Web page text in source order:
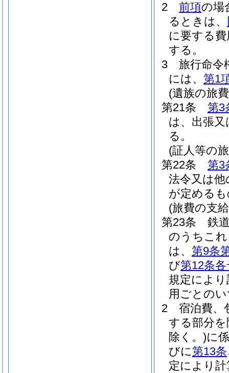
2
前項の場
るときは、
に要する
する。
3
旅行命令
には、 第1
(遺族の旅
第21条
第3
は、出張
る。
(証人等の
第22条
第3
法令又は
が定める
(旅費の支
第23条
鉄
のうちこ
は、 第9条
び第12条各
規定によ
用ごとの
2
宿泊費、
する部分
除く。)に
びに第13条
定により